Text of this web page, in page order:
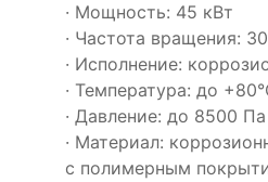
· Мощность: 45 кВт
· Частота вращения:
· Исполнение:
· Температура: до
· Давление: до 8500 Па
· Материал:
с полимерным